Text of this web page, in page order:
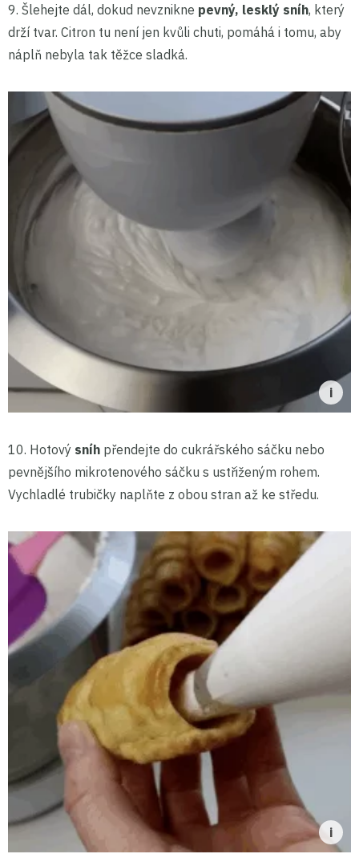
9. Šlehejte dál, dokud nevznikne pevný, lesklý sníh, který
drží tvar. Citron tu není jen kvůli chuti, pomáhá i tomu, aby
náplň nebyla tak těžce sladká.
10. Hotový sníh přendejte do cukrářského sáčku nebo
pevnějšího mikrotenového sáčku s ustřiženým rohem.
Vychladlé trubičky naplňte z obou stran až ke středu.